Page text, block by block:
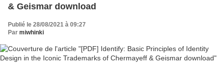
& Geismar download
Publié le 28/08/2021 à 09:27
Par miwhinki